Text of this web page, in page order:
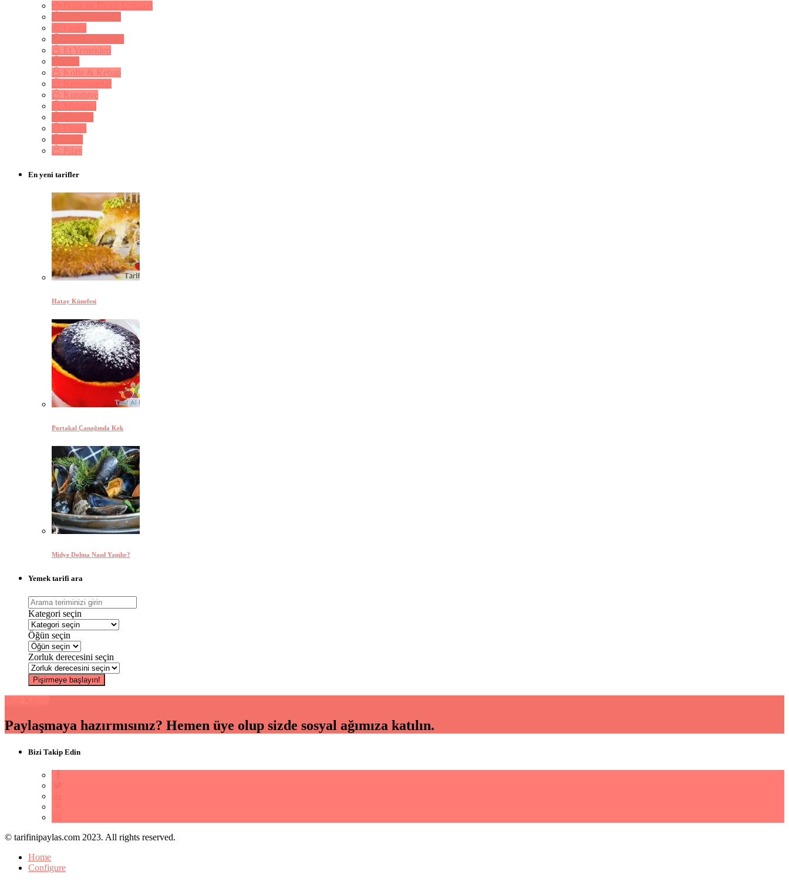
Et Yemekleri
Köfte & Kebap
Kurabiye
Pilav
En yeni tarifler
Hatay Künefesi
Portakal Çanağında Kek
Midye Dolma Nasıl Yapılır?
Yemek tarifi ara
Kategori seçin
Öğün seçin
Zorluk derecesini seçin
Paylaşmaya hazırmısınız? Hemen üye olup sizde sosyal ağımıza katılın.
Bizi Takip Edin
© tarifinipaylas.com 2023. All rights reserved.
Home
Configure